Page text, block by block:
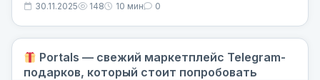
30.11.2025 148 10 мин 0
Portals — свежий маркетплейс Telegram-
подарков, который стоит попробовать